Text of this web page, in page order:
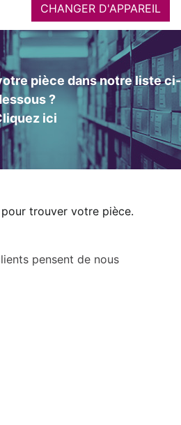
CHANGER D'APPAREIL
pièce dans notre liste ci-
?
ici
trouver votre pièce.
pensent de nous